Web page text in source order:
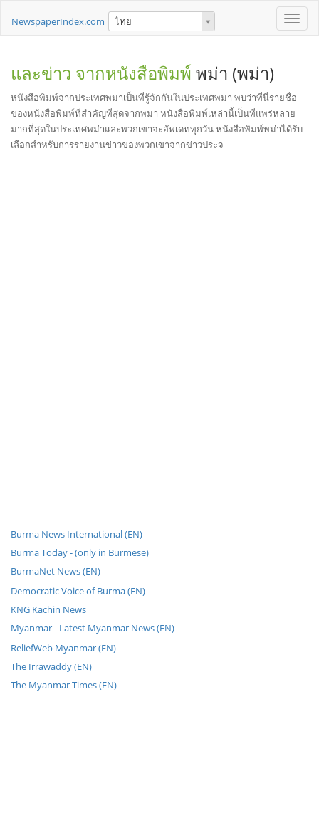
Toggle
NewspaperIndex.com ไทย
และข่าว จากหนังสือพิมพ์ พม่า (พม่า)
หนังสือพิมพ์จากประเทศพม่าเป็นที่รู้จักกันในประเทศพม่า พบว่าที่นี่รายชื่อ
ของหนังสือพิมพ์ที่สำคัญที่สุดจากพม่า หนังสือพิมพ์เหล่านี้เป็นที่แพร่หลาย
มากที่สุดในประเทศพม่าและพวกเขาจะอัพเดททุกวัน หนังสือพิมพ์พม่าได้รับ
เลือกสำหรับการรายงานข่าวของพวกเขาจากข่าวประจ
Burma News International (EN)
Burma Today - (only in Burmese)
BurmaNet News (EN)
Democratic Voice of Burma (EN)
KNG Kachin News
Myanmar - Latest Myanmar News (EN)
ReliefWeb Myanmar (EN)
The Irrawaddy (EN)
The Myanmar Times (EN)